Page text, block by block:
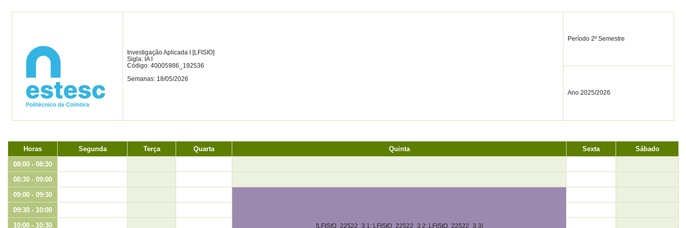
Investigação Aplicada I [LFISIO]
Sigla: IA I
Código: 40005986_192536
Semanas: 18/05/2026
Período 2º Semestre
Ano 2025/2026
Horas Segunda Terça Quarta Quinta Sexta
Sábado
08:00 - 08:30
08:30 - 09:00
09:00 - 09:30
[LFISIO_22522_3 1; LFISIO_22522_3 2; LFISIO_22522_3 3]
09:30 - 10:00
10:00 - 10:30